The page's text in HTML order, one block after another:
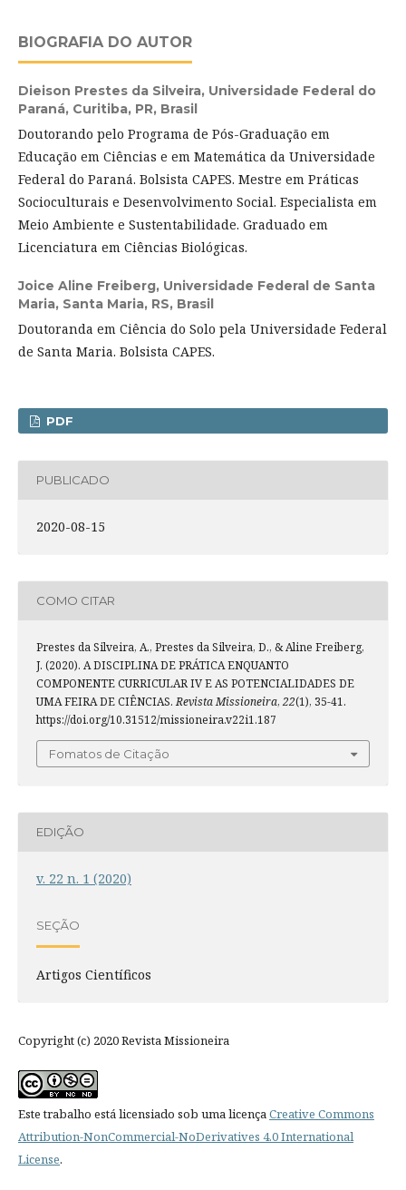
BIOGRAFIA DO AUTOR
Dieison Prestes da Silveira, Universidade Federal do
Paraná, Curitiba, PR, Brasil
Doutorando pelo Programa de Pós-Graduação em
Educação em Ciências e em Matemática da Universidade
Federal do Paraná. Bolsista CAPES. Mestre em Práticas
Socioculturais e Desenvolvimento Social. Especialista em
Meio Ambiente e Sustentabilidade. Graduado em
Licenciatura em Ciências Biológicas.
Joice Aline Freiberg, Universidade Federal de Santa
Maria, Santa Maria, RS, Brasil
Doutoranda em Ciência do Solo pela Universidade Federal
de Santa Maria. Bolsista CAPES.
PDF
PUBLICADO
2020-08-15
COMO CITAR
Prestes da Silveira, A., Prestes da Silveira, D., & Aline Freiberg,
J. (2020). A DISCIPLINA DE PRÁTICA ENQUANTO
COMPONENTE CURRICULAR IV E AS POTENCIALIDADES DE
UMA FEIRA DE CIÊNCIAS.Revista Missioneira, 22(1), 35-41.
https://doi.org/10.31512/missioneira.v22i1.187
Fomatos de Citação
EDIÇÃO
v. 22 n. 1 (2020)
SEÇÃO
Artigos Científicos
Copyright (c) 2020 Revista Missioneira
Este trabalho está licensiado sob uma licença Creative Commons
Attribution-NonCommercial-NoDerivatives 4.0 International
License.